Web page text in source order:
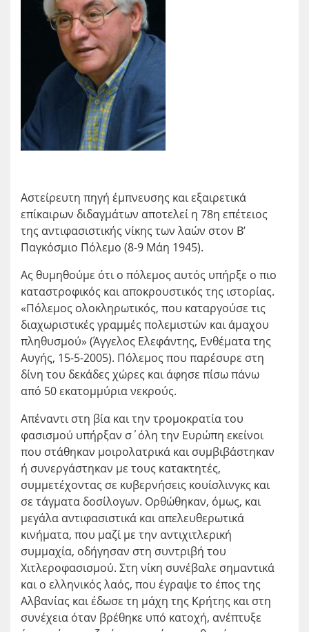
Αστείρευτη πηγή έμπνευσης και εξαιρετικά
επίκαιρων διδαγμάτων αποτελεί η 78η επέτειος
της αντιφασιστικής νίκης των λαών στον Β’
Παγκόσμιο Πόλεμο (8-9 Μάη 1945).
Ας θυμηθούμε ότι ο πόλεμος αυτός υπήρξε ο πιο
καταστροφικός και αποκρουστικός της ιστορίας.
«Πόλεμος ολοκληρωτικός, που καταργούσε τις
διαχωριστικές γραμμές πολεμιστών και άμαχου
πληθυσμού» (Άγγελος Ελεφάντης, Ενθέματα της
Αυγής, 15-5-2005). Πόλεμος που παρέσυρε στη
δίνη του δεκάδες χώρες και άφησε πίσω πάνω
από 50 εκατομμύρια νεκρούς.
Απέναντι στη βία και την τρομοκρατία του
φασισμού υπήρξαν σ΄όλη την Ευρώπη εκείνοι
που στάθηκαν μοιρολατρικά και συμβιβάστηκαν
ή συνεργάστηκαν με τους κατακτητές,
συμμετέχοντας σε κυβερνήσεις κουίσλινγκς και
σε τάγματα δοσίλογων. Ορθώθηκαν, όμως, και
μεγάλα αντιφασιστικά και απελευθερωτικά
κινήματα, που μαζί με την αντιχιτλερική
συμμαχία, οδήγησαν στη συντριβή του
Χιτλεροφασισμού. Στη νίκη συνέβαλε σημαντικά
και ο ελληνικός λαός, που έγραψε το έπος της
Αλβανίας και έδωσε τη μάχη της Κρήτης και στη
συνέχεια όταν βρέθηκε υπό κατοχή, ανέπτυξε